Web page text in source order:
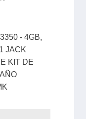
- 4GB,
JACK
KIT DE